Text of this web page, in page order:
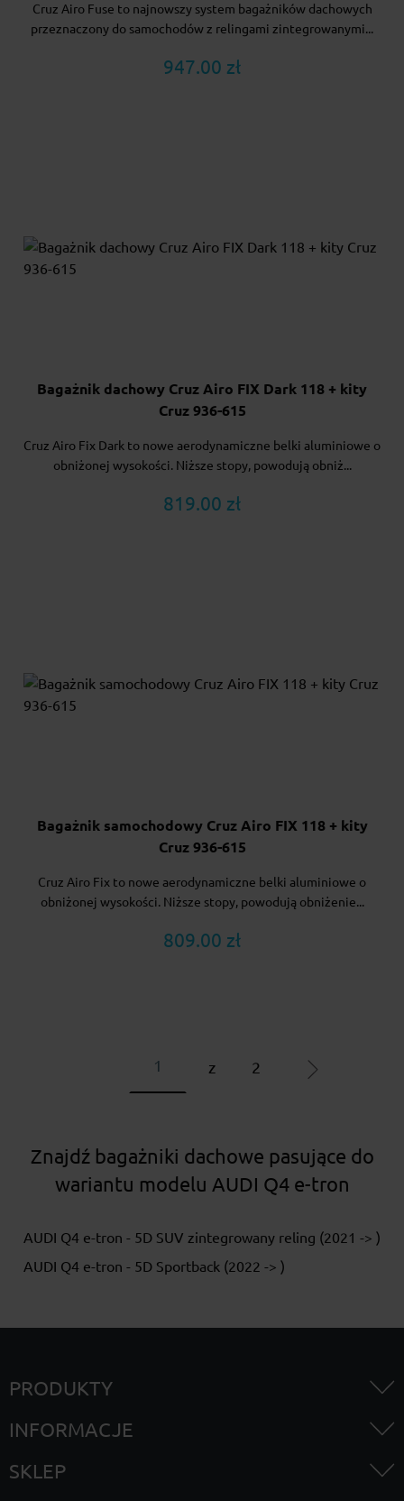
Cruz Airo Fuse to najnowszy system bagażników dachowych
przeznaczony do samochodów z relingami zintegrowanymi...
947.00 zł
Bagażnik dachowy Cruz Airo FIX Dark 118 + kity
Cruz 936-615
Cruz Airo Fix Dark to nowe aerodynamiczne belki aluminiowe o
obniżonej wysokości. Niższe stopy, powodują obniż...
819.00 zł
Bagażnik samochodowy Cruz Airo FIX 118 + kity
Cruz 936-615
Cruz Airo Fix to nowe aerodynamiczne belki aluminiowe o
obniżonej wysokości. Niższe stopy, powodują obniżenie...
809.00 zł
z 2
Znajdź bagażniki dachowe pasujące do
wariantu modelu AUDI Q4 e-tron
AUDI Q4 e-tron - 5D SUV zintegrowany reling (2021 -> )
AUDI Q4 e-tron - 5D Sportback (2022 -> )
PRODUKTY
INFORMACJE
SKLEP